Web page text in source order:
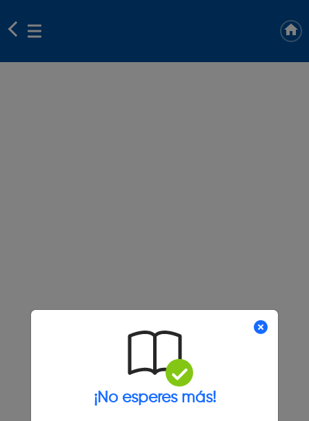
¡No esperes más!